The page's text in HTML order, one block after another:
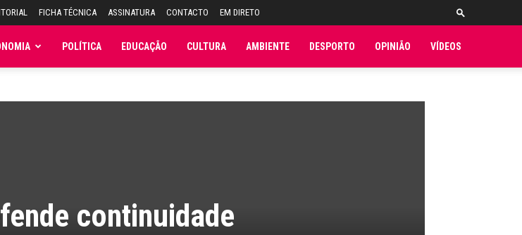
FICHA TÉCNICA ASSINATURA CONTACTO EM DIRETO
POLÍTICA EDUCAÇÃO CULTURA AMBIENTE DESPORTO OPINIÃO VÍDEOS
continuidade